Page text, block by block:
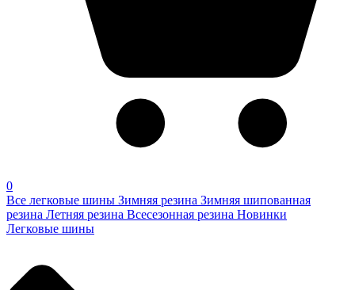
0
Все легковые шины Зимняя резина Зимняя шипованная
резина Летняя резина Всесезонная резина Новинки
Легковые шины